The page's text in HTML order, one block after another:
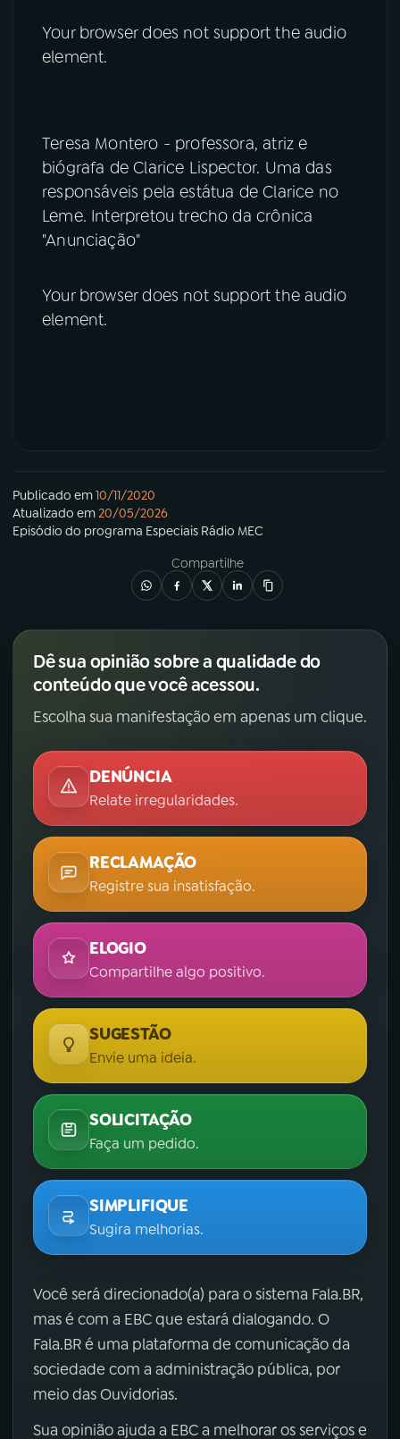
Your browser does not support the audio
element.
Teresa Montero - professora, atriz e
biógrafa de Clarice Lispector. Uma das
responsáveis pela estátua de Clarice no
Leme. Interpretou trecho da crônica
"Anunciação"
Your browser does not support the audio
element.
Publicado em10/11/2020
Atualizado em20/05/2026
Episódio do programa Especiais Rádio MEC
Compartilhe
Dê sua opinião sobre a qualidade do
conteúdo que você acessou.
Escolha sua manifestação em apenas um clique.
DENÚNCIA
Relate irregularidades.
RECLAMAÇÃO
Registre sua insatisfação.
ELOGIO
Compartilhe algo positivo.
SUGESTÃO
Envie uma ideia.
SOLICITAÇÃO
Faça um pedido.
SIMPLIFIQUE
Sugira melhorias.
Você será direcionado(a) para o sistema Fala.BR,
mas é com a EBC que estará dialogando. O
Fala.BR é uma plataforma de comunicação da
sociedade com a administração pública, por
meio das Ouvidorias.
Sua opinião ajuda a EBC a melhorar os serviços e